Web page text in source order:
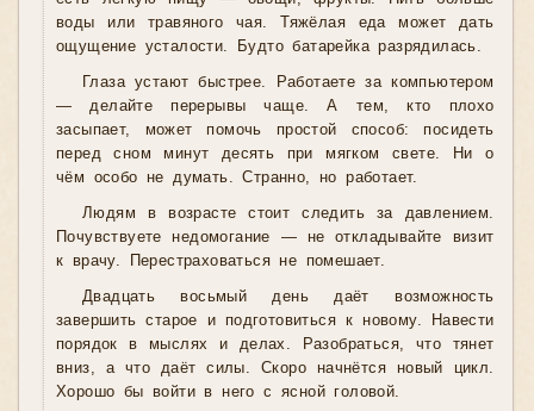
воды или травяного чая. Тяжёлая еда может дать
ощущение усталости. Будто батарейка разрядилась.
Глаза устают быстрее. Работаете за компьютером
— делайте перерывы чаще. А тем, кто плохо
засыпает, может помочь простой способ: посидеть
перед сном минут десять при мягком свете. Ни о
чём особо не думать. Странно, но работает.
Людям в возрасте стоит следить за давлением.
Почувствуете недомогание — не откладывайте визит
к врачу. Перестраховаться не помешает.
Двадцать восьмый день даёт возможность
завершить старое и подготовиться к новому. Навести
порядок в мыслях и делах. Разобраться, что тянет
вниз, а что даёт силы. Скоро начнётся новый цикл.
Хорошо бы войти в него с ясной головой.